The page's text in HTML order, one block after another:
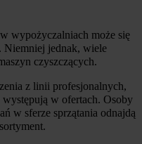
wypożyczalniach może się
Niemniej jednak, wiele
czyszczących.
z linii profesjonalnych,
w ofertach. Osoby
w sferze sprzątania odnajdą